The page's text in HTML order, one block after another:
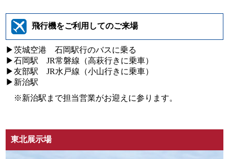
飛行機をご利用してのご来場
▶茨城空港 石岡駅行のバスに乗る
▶石岡駅 JR常磐線（高萩行きに乗車）
▶友部駅 JR水戸線（小山行きに乗車）
▶新治駅
※新治駅まで担当営業がお迎えに参ります。
東北展示場